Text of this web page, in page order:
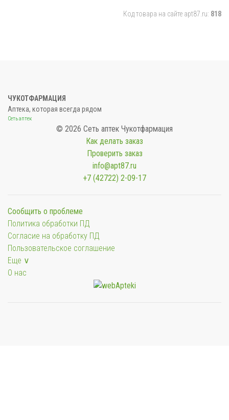
Код товара на сайте apt87.ru: 818
ЧУКОТФАРМАЦИЯ
Аптека, которая всегда рядом
Сеть аптек
© 2026 Сеть аптек Чукотфармация
Как делать заказ
Проверить заказ
info@apt87.ru
+7 (42722) 2-09-17
Сообщить о проблеме
Политика обработки ПД
Согласие на обработку ПД
Пользовательское соглашение
Еще ∨
О нас